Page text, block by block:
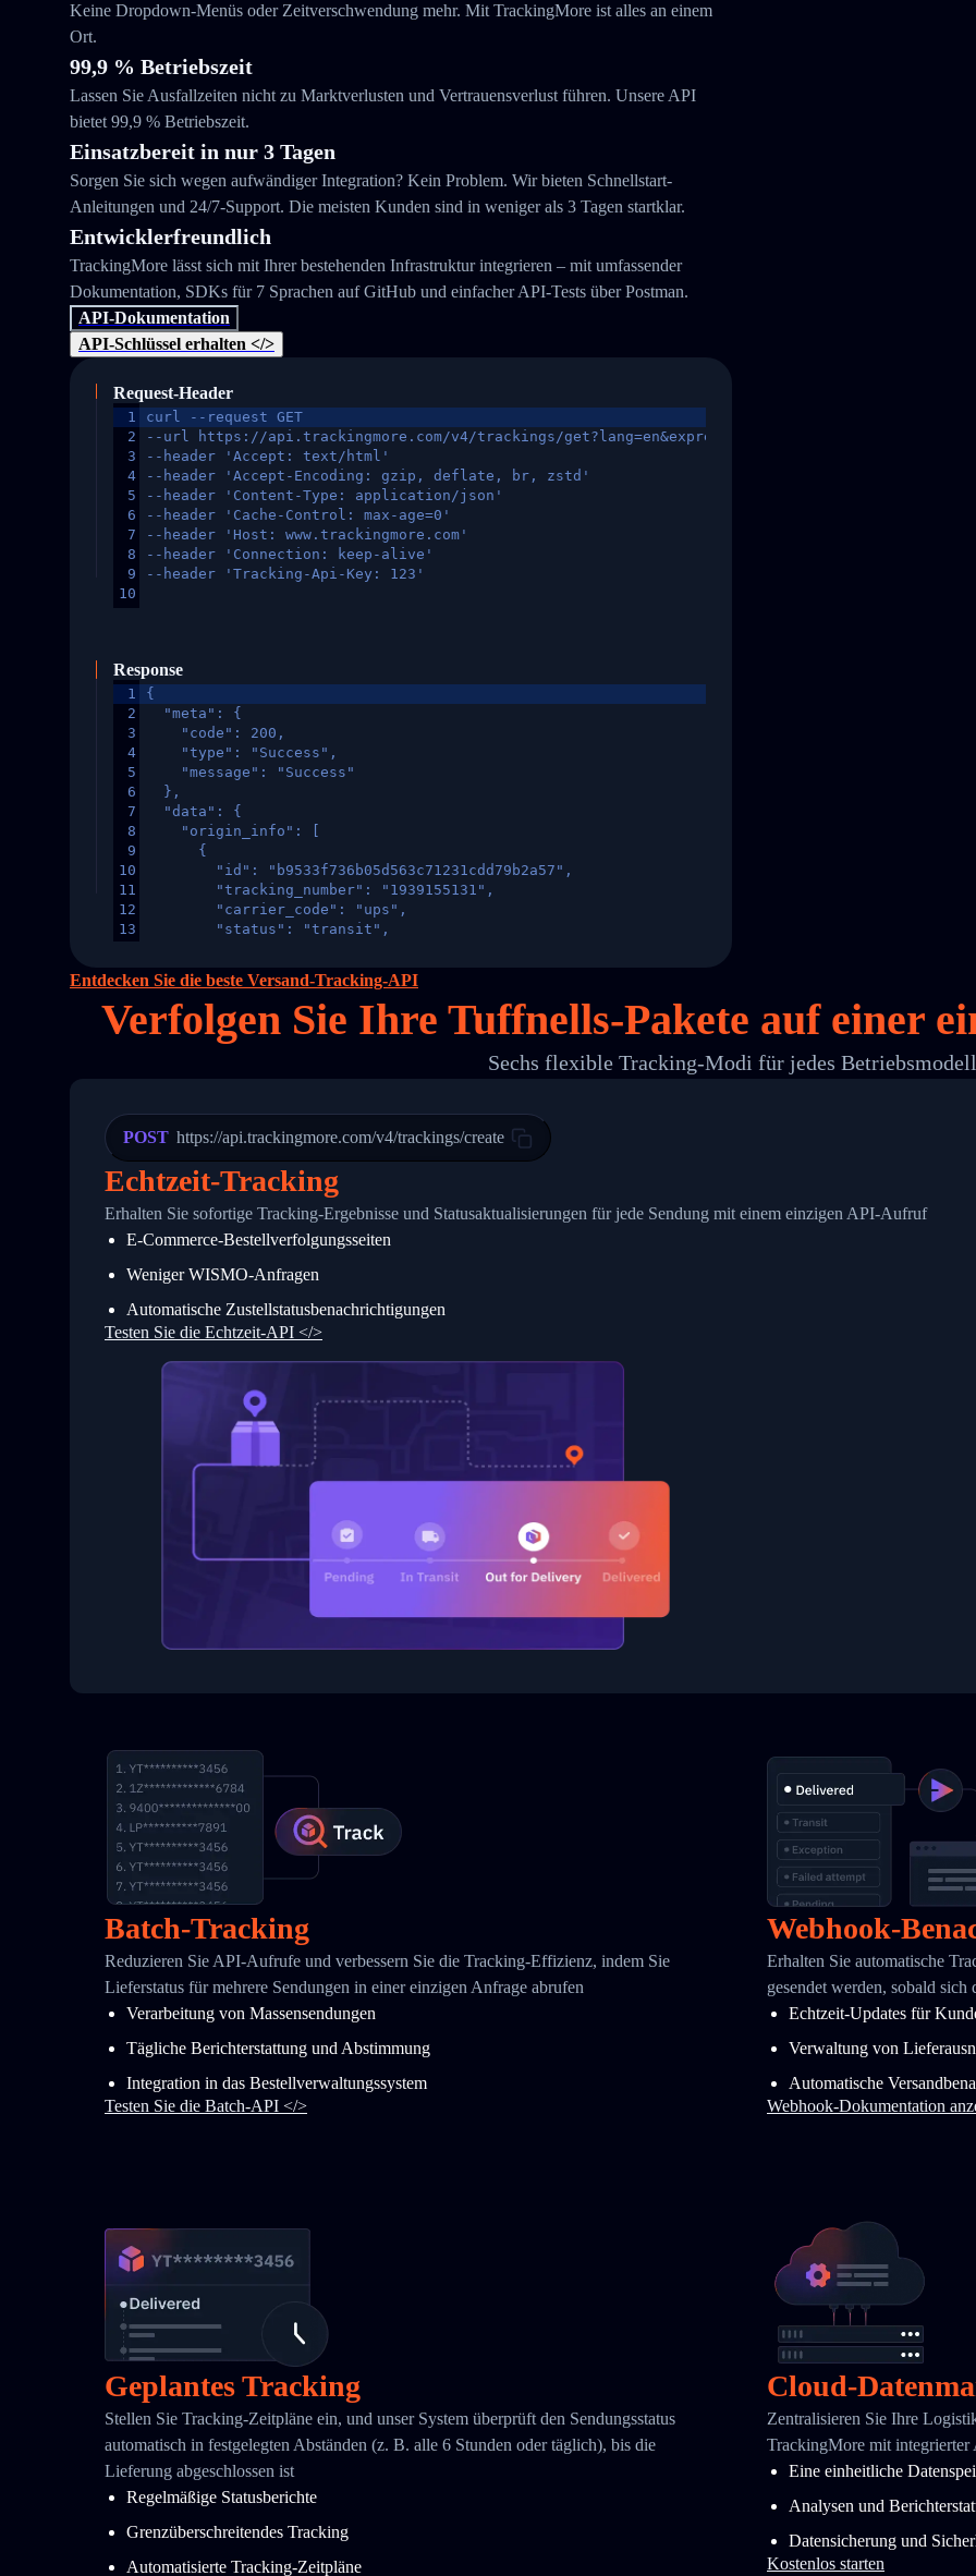
Keine Dropdown-Menüs oder Zeitverschwendung mehr. Mit TrackingMore ist alles an einem
Ort.
99,9 % Betriebszeit
Lassen Sie Ausfallzeiten nicht zu Marktverlusten und Vertrauensverlust führen. Unsere API
bietet 99,9 % Betriebszeit.
Einsatzbereit in nur 3 Tagen
Sorgen Sie sich wegen aufwändiger Integration? Kein Problem. Wir bieten Schnellstart-
Anleitungen und 24/7-Support. Die meisten Kunden sind in weniger als 3 Tagen startklar.
Entwicklerfreundlich
TrackingMore lässt sich mit Ihrer bestehenden Infrastruktur integrieren – mit umfassender
Dokumentation, SDKs für 7 Sprachen auf GitHub und einfacher API-Tests über Postman.
API-Dokumentation
API-Schlüssel erhalten </>
Request-Header
1
2
3
4
5
6
7
8
9
10
curl --request GET
--url https://api.trackingmore.com/v4/trackings/get?lang=en&express=ups&tracknumber=1939155131
--header 'Accept: text/html'
--header 'Accept-Encoding: gzip, deflate, br, zstd'
--header 'Content-Type: application/json'
--header 'Cache-Control: max-age=0'
--header 'Host: www.trackingmore.com'
--header 'Connection: keep-alive'
--header 'Tracking-Api-Key: 123'
Response
1
2
3
4
5
6
7
8
9
10
11
12
13
16
17
18
24
25
26
27
28
29
31
32
34
{
  "meta": {
    "code": 200,
    "type": "Success",
    "message": "Success"
  },
  "data": {
    "origin_info": [
      {
        "id": "b9533f736b05d563c71231cdd79b2a57",
        "tracking_number": "1939155131",
        "carrier_code": "ups",
        "status": "transit",
        "itemTimeLength": 2,
        "weblink": "",
        "phone": null,
        "trackinfo": [
"Details": "Departed Facility in HONG KONG-HONG KONG, HONG KONG-HONG KONG,2017-03-
          },
          {
            "Date": "2017-03-06 15:28:00",
            "StatusDescription": "Shipment picked up",
            "Details": "BEIJING-CHINA,PEOPLES REPUBLIC"
          }
      }
    ]
}
Entdecken Sie die beste Versand-Tracking-API
Verfolgen Sie Ihre Tuffnells-Pakete auf einer
Sechs flexible Tracking-Modi für jedes Betriebsmodell
POST https://api.trackingmore.com/v4/trackings/create
Echtzeit-Tracking
Erhalten Sie sofortige Tracking-Ergebnisse und Statusaktualisierungen für jede Sendung mit einem einzigen API-Aufruf
E-Commerce-Bestellverfolgungsseiten
Weniger WISMO-Anfragen
Automatische Zustellstatusbenachrichtigungen
Testen Sie die Echtzeit-API </>
Batch-Tracking
Reduzieren Sie API-Aufrufe und verbessern Sie die Tracking-Effizienz, indem Sie
Lieferstatus für mehrere Sendungen in einer einzigen Anfrage abrufen
Verarbeitung von Massensendungen
Tägliche Berichterstattung und Abstimmung
Integration in das Bestellverwaltungssystem
Testen Sie die Batch-API </>
Webhook-
Erhalten Sie automatische
gesendet werden, sobald sich
Echtzeit-Updates für
Verwaltung von
Automatische
Webhook-Dokumentation
Geplantes Tracking
Stellen Sie Tracking-Zeitpläne ein, und unser System überprüft den Sendungsstatus
automatisch in festgelegten Abständen (z. B. alle 6 Stunden oder täglich), bis die
Lieferung abgeschlossen ist
Regelmäßige Statusberichte
Grenzüberschreitendes Tracking
Automatisierte Tracking-Zeitpläne
Cloud-
Zentralisieren Sie Ihre
TrackingMore mit integrierter
Eine einheitliche
Analysen und
Datensicherung und
Kostenlos starten